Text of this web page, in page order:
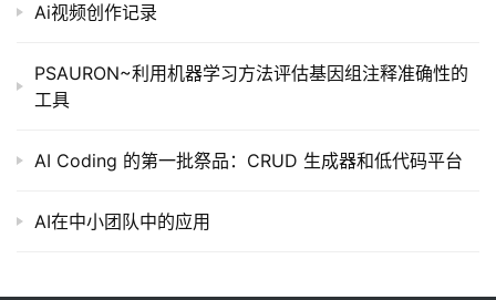
Ai视频创作记录
PSAURON~利用机器学习方法评估基因组注释准确性的
工具
AI Coding 的第一批祭品：CRUD 生成器和低代码平台
AI在中小团队中的应用